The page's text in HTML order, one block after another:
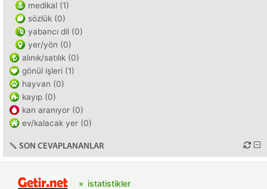
medikal (1)
sözlük (0)
yabancı dil (0)
yer/yön (0)
alınık/satılık (0)
gönül işleri (1)
hayvan (0)
kayıp (0)
kan aranıyor (0)
ev/kalacak yer (0)
SON CEVAPLANANLAR
istatistikler